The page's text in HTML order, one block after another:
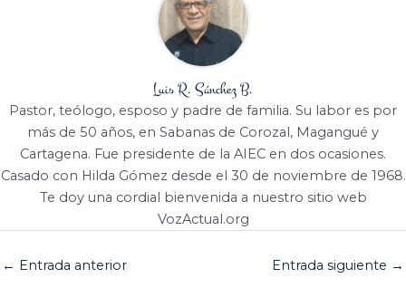
Luis R. Sánchez B.
Pastor, teólogo, esposo y padre de familia. Su labor es por
más de 50 años, en Sabanas de Corozal, Magangué y
Cartagena. Fue presidente de la AIEC en dos ocasiones.
Casado con Hilda Gómez desde el 30 de noviembre de 1968.
Te doy una cordial bienvenida a nuestro sitio web
VozActual.org
← Entrada anterior Entrada siguiente →